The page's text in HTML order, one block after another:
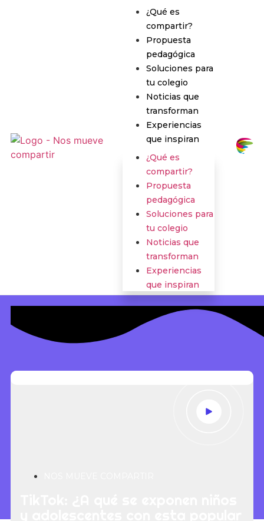
¿Qué es
compartir?
Propuesta
pedagógica
Soluciones para
tu colegio
Noticias que
transforman
Experiencias
que inspiran
¿Qué es
compartir?
Propuesta
pedagógica
Soluciones para
tu colegio
Noticias que
transforman
Experiencias
que inspiran